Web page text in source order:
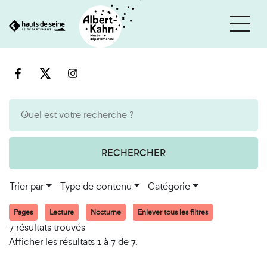
au
RECHERCHER
Trier par Type de contenu Catégorie
Pages Lecture Nocturne Enlever tous les filtres
7 résultats trouvés
Afficher les résultats 1 à 7 de 7.
Cookies et traceurs utilisés sur ce site